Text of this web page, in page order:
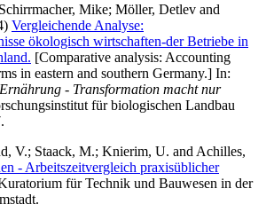
Schirrmacher, Mike; Möller, Detlev and
Vergleichende Analyse:
ökologisch wirtschaften-der Betriebe in
[Comparative analysis: Accounting
in eastern and southern Germany.] In:
- Transformation macht nur
für biologischen Landbau
V.; Staack, M.; Knierim, U. and Achilles,
- Arbeitszeitvergleich praxisüblicher
für Technik und Bauwesen in der